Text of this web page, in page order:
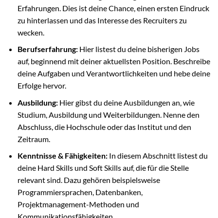
Erfahrungen. Dies ist deine Chance, einen ersten Eindruck
zu hinterlassen und das Interesse des Recruiters zu
wecken.
Berufserfahrung:Hier listest du deine bisherigen Jobs
auf, beginnend mit deiner aktuellsten Position. Beschreibe
deine Aufgaben und Verantwortlichkeiten und hebe deine
Erfolge hervor.
Ausbildung:Hier gibst du deine Ausbildungen an, wie
Studium, Ausbildung und Weiterbildungen. Nenne den
Abschluss, die Hochschule oder das Institut und den
Zeitraum.
Kenntnisse & Fähigkeiten:In diesem Abschnitt listest du
deine Hard Skills und Soft Skills auf, die für die Stelle
relevant sind. Dazu gehören beispielsweise
Programmiersprachen, Datenbanken,
Projektmanagement-Methoden und